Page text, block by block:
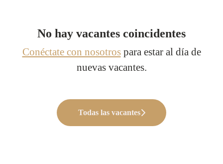
No hay vacantes coincidentes
Conéctate con nosotrospara estar al día de
nuevas vacantes.
Todas las vacantes